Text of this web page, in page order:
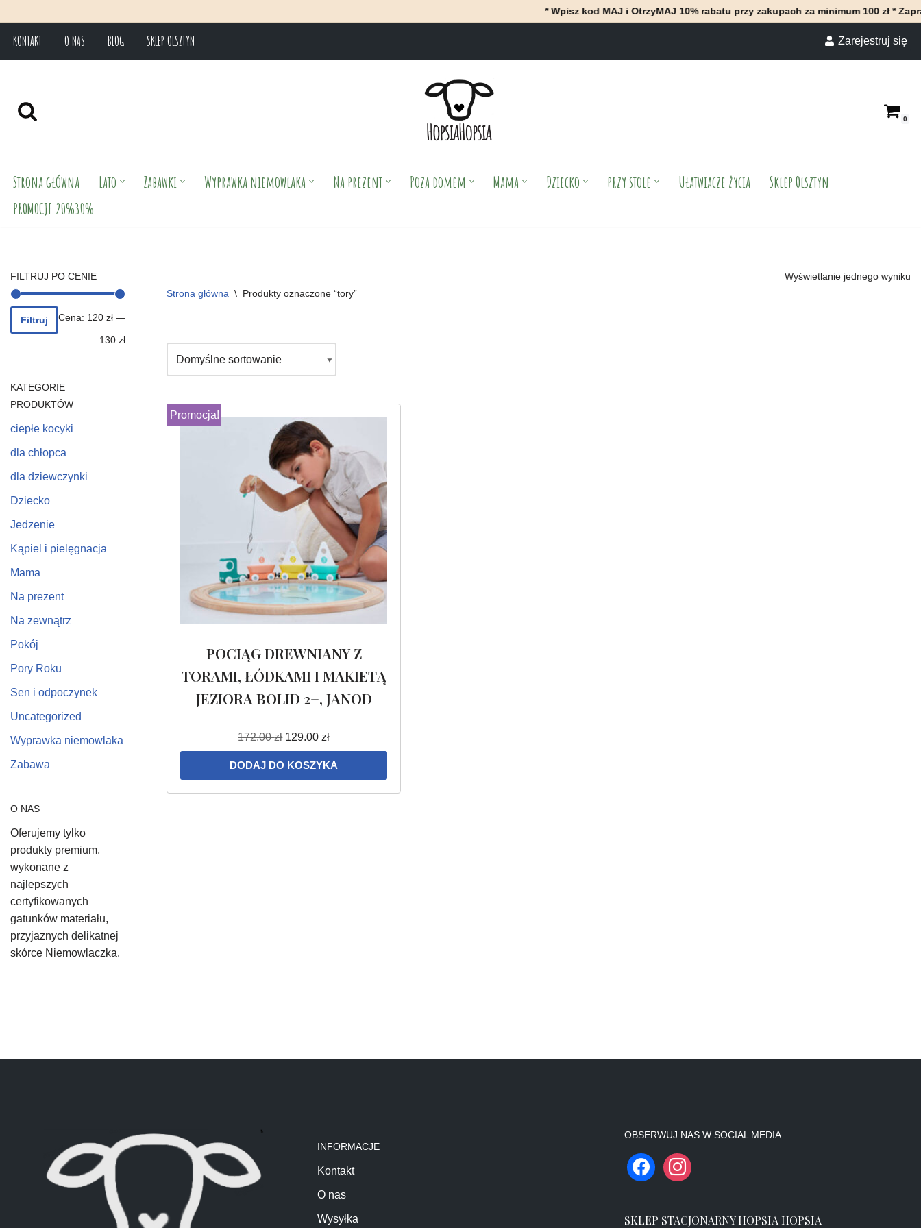
* Wpisz kod MAJ i OtrzyMAJ 10% rabatu przy zakupach za minimum 100 zł *
Przejdź
KONTAKT O NAS BLOG SKLEP OLSZTYN Zarejestruj się
0
Strona główna Lato Zabawki Wyprawka niemowlaka Na prezent Poza domem Mama Dziecko przy stole Ułatwiacze życia
Sklep Olsztyn
PROMOCJE 20%30%
FILTRUJ PO CENIE
Filtruj Cena: 120 zł —
130 zł
KATEGORIE
PRODUKTÓW
ciepłe kocyki
dla chłopca
dla dziewczynki
Dziecko
Jedzenie
Kąpiel i pielęgnacja
Mama
Na prezent
Na zewnątrz
Pokój
Pory Roku
Sen i odpoczynek
Uncategorized
Wyprawka niemowlaka
Zabawa
O NAS
Oferujemy tylko
produkty premium,
wykonane z
najlepszych
certyfikowanych
gatunków materiału,
przyjaznych delikatnej
skórce Niemowlaczka.
Strona główna \ Produkty oznaczone “tory”
Wyświetlanie jednego wyniku
Promocja!
POCIĄG DREWNIANY Z
TORAMI, ŁÓDKAMI I MAKIETĄ
JEZIORA BOLID 2+, JANOD
172.00zł 129.00zł
DODAJ DO KOSZYKA
INFORMACJE
Kontakt
O nas
Wysyłka
OBSERWUJ NAS W SOCIAL MEDIA
SKLEP STACJONARNY HOPSIA HOPSIA